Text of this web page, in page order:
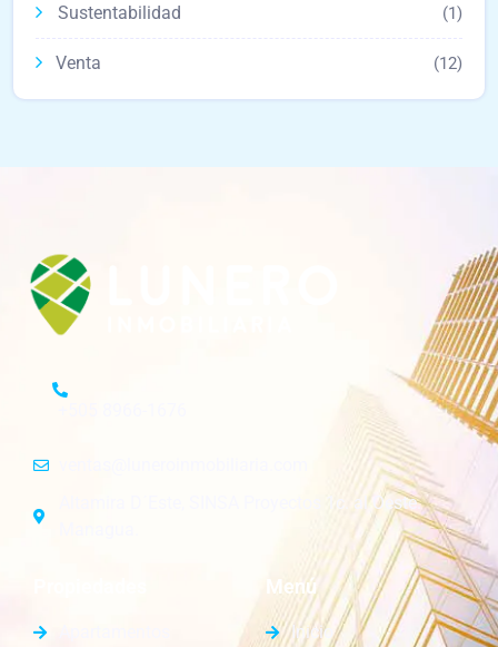
Sustentabilidad (1)
Venta (12)
Altamira D´Este, SINSA Proyectos 1c. al Oeste.
Menú
Inicio